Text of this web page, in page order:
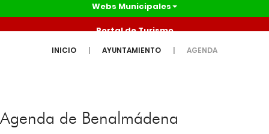
Webs Municipales
Portal de Turismo
INICIO AYUNTAMIENTO AGENDA
Agenda de Benalmádena